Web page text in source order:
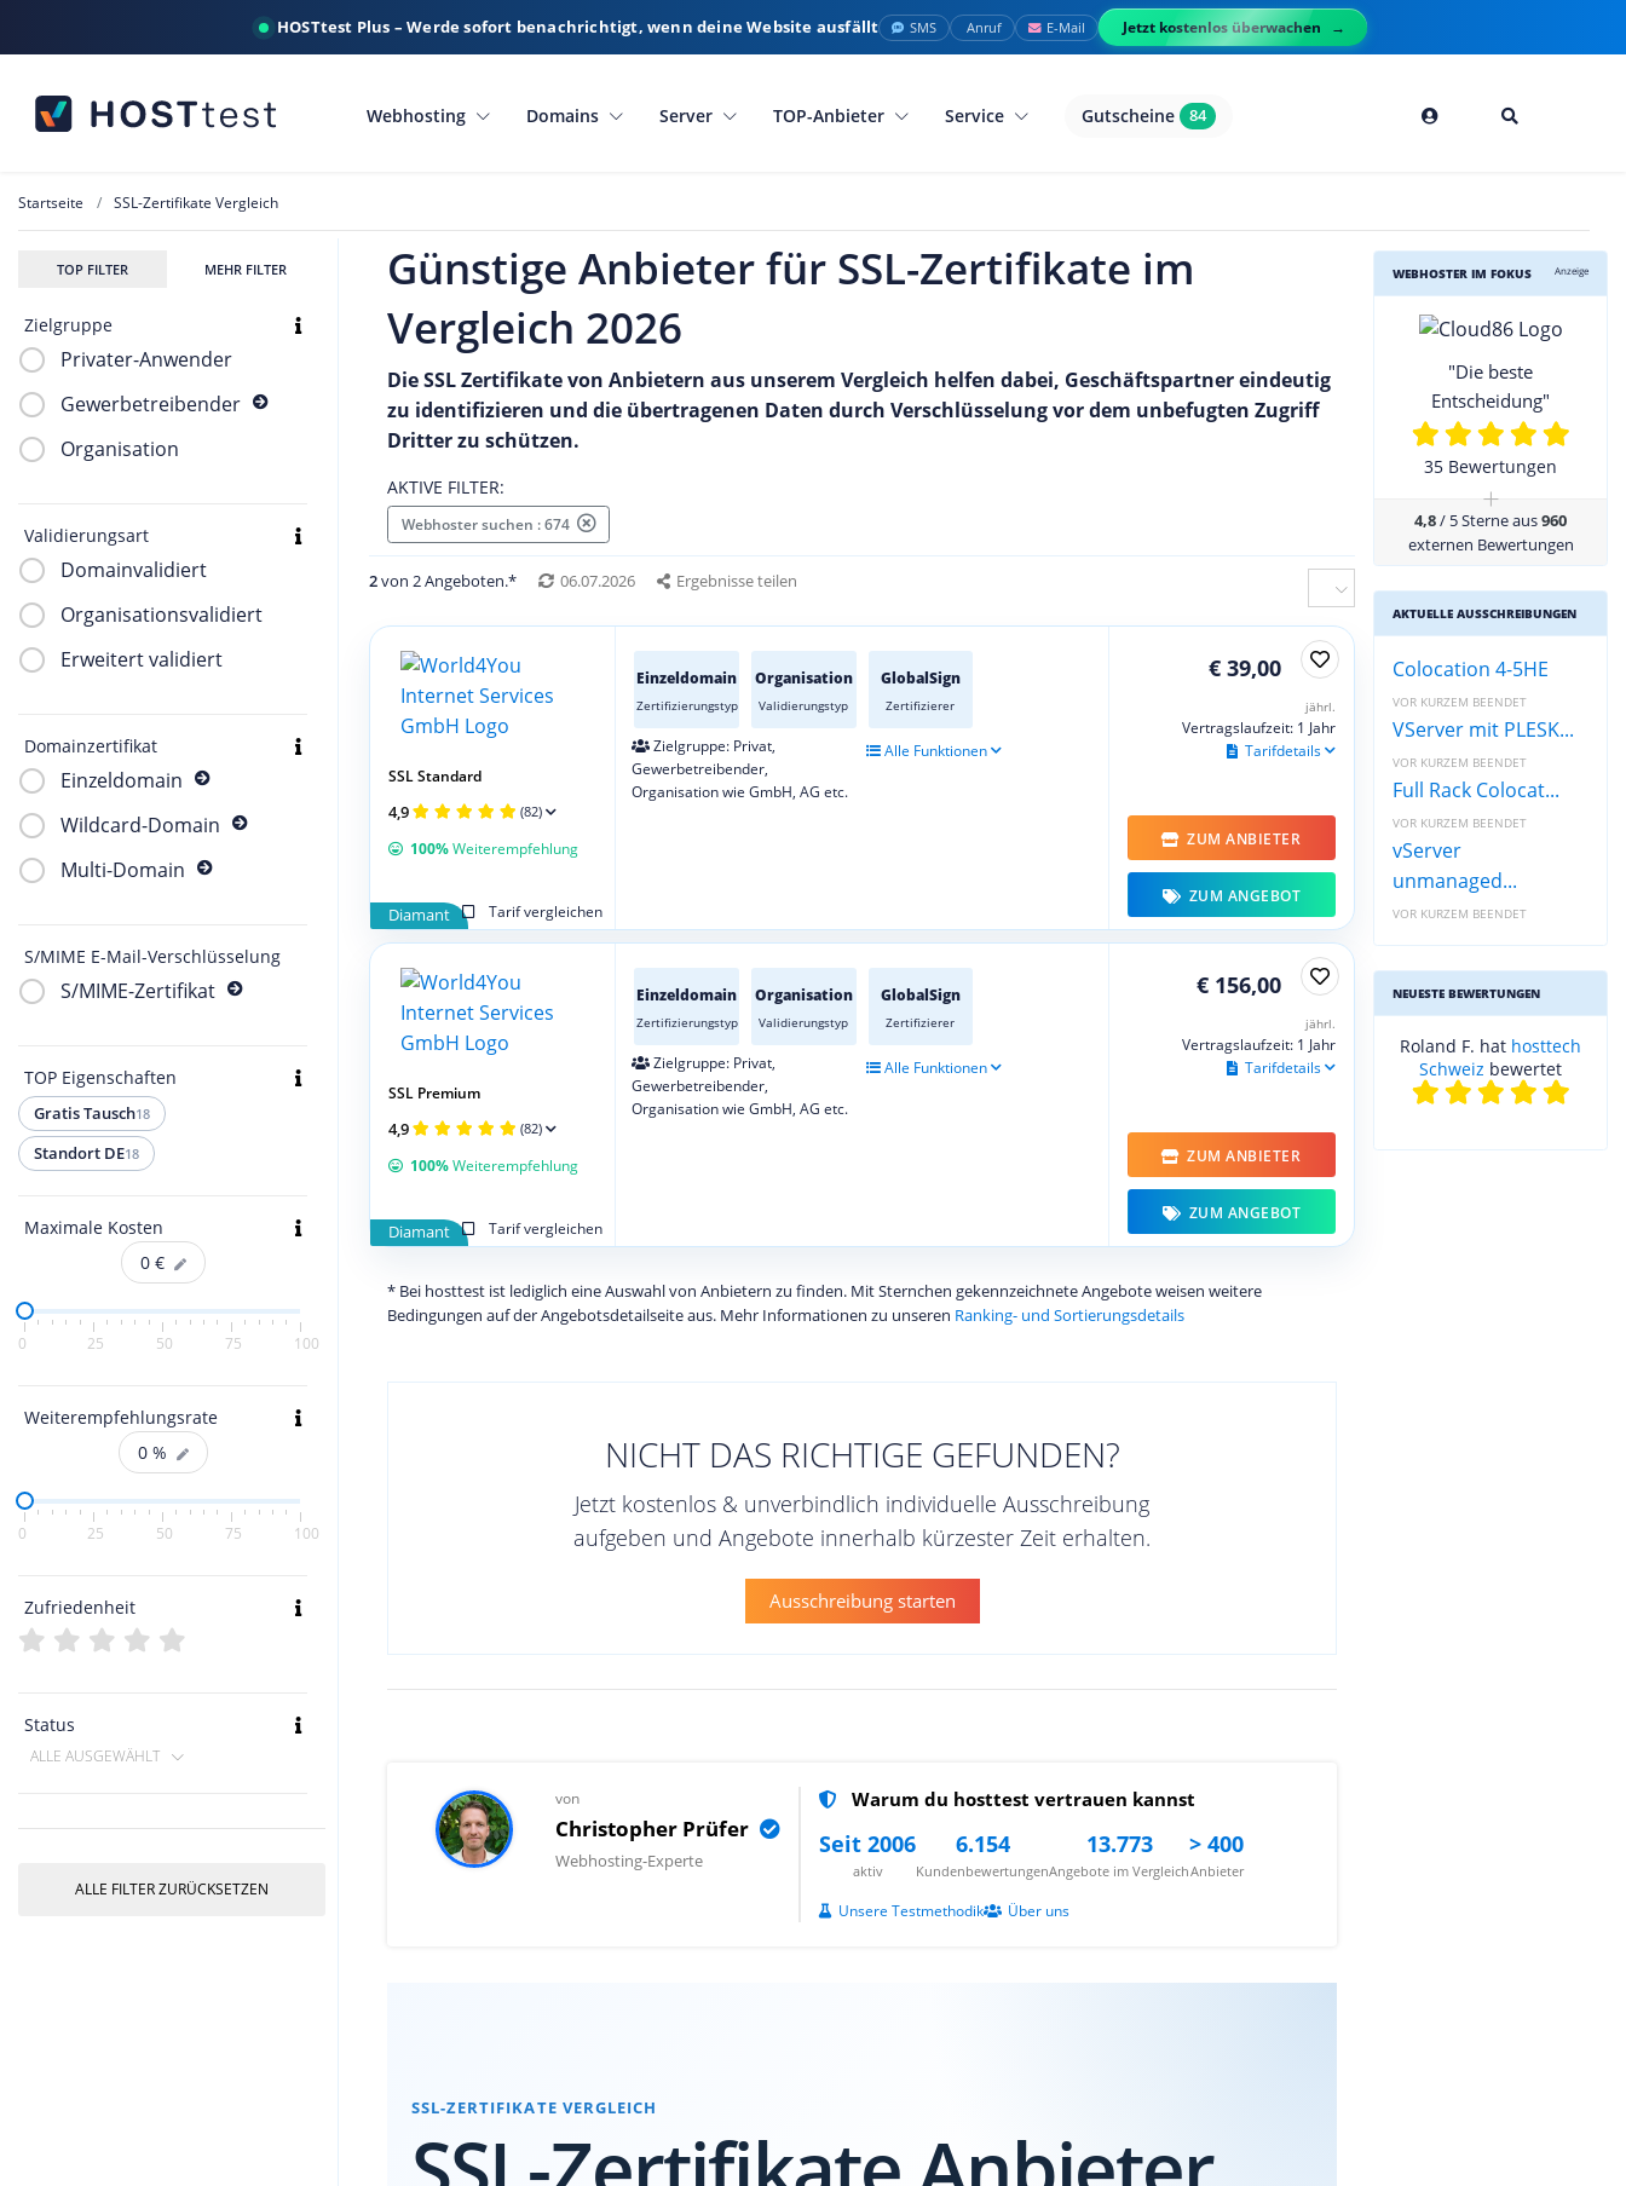
HOSTtest Plus – Werde sofort benachrichtigt, wenn deine Website ausfällt SMS Anruf E-Mail Jetzt kostenlos überwachen
Webhosting Domains Server TOP-Anbieter Service Gutscheine 84
Startseite SSL-Zertifikate Vergleich
TOP FILTER MEHR FILTER
Zielgruppe
Privater-Anwender
Gewerbetreibender
Organisation
Validierungsart
Domainvalidiert
Organisationsvalidiert
Erweitert validiert
Domainzertifikat
Einzeldomain
Wildcard-Domain
Multi-Domain
S/MIME E-Mail-Verschlüsselung
S/MIME-Zertifikat
TOP Eigenschaften
Gratis Tausch18
Standort DE18
Maximale Kosten
0 €
0 25 50 75 100
Weiterempfehlungsrate
0 %
0 25 50 75 100
Zufriedenheit
Status
ALLE AUSGEWÄHLT
ALLE FILTER ZURÜCKSETZEN
Günstige Anbieter für SSL-Zertifikate im
Vergleich 2026
Die SSL Zertifikate von Anbietern aus unserem Vergleich helfen dabei, Geschäftspartner eindeutig
zu identifizieren und die übertragenen Daten durch Verschlüsselung vor dem unbefugten Zugriff
Dritter zu schützen.
AKTIVE FILTER:
Webhoster suchen : 674
2von 2 Angeboten.* 06.07.2026 Ergebnisse teilen
Einzeldomain
Zertifizierungstyp
Organisation
Validierungstyp
GlobalSign
Zertifizierer
Zielgruppe: Privat,
Gewerbetreibender,
Organisation wie GmbH, AG etc.
Alle Funktionen
Diamant Tarif vergleichen
SSL Standard
4,9 (82)
100%Weiterempfehlung
€ 39,00
jährl.
Vertragslaufzeit: 1 Jahr
Tarifdetails
ZUM ANBIETER
ZUM ANGEBOT
Einzeldomain
Zertifizierungstyp
Organisation
Validierungstyp
GlobalSign
Zertifizierer
Zielgruppe: Privat,
Gewerbetreibender,
Organisation wie GmbH, AG etc.
Alle Funktionen
Diamant Tarif vergleichen
SSL Premium
4,9 (82)
100%Weiterempfehlung
€ 156,00
jährl.
Vertragslaufzeit: 1 Jahr
Tarifdetails
ZUM ANBIETER
ZUM ANGEBOT
* Bei hosttest ist lediglich eine Auswahl von Anbietern zu finden. Mit Sternchen gekennzeichnete Angebote weisen weitere
Bedingungen auf der Angebotsdetailseite aus. Mehr Informationen zu unseren Ranking- und Sortierungsdetails
NICHT DAS RICHTIGE GEFUNDEN?
Jetzt kostenlos & unverbindlich individuelle Ausschreibung
aufgeben und Angebote innerhalb kürzester Zeit erhalten.
Ausschreibung starten
von
Christopher Prüfer
Webhosting-Experte
Warum du hosttest vertrauen kannst
Seit 2006
aktiv
6.154
Kundenbewertungen
13.773
Angebote im Vergleich
> 400
Anbieter
Unsere Testmethodik Über uns
SSL-ZERTIFIKATE VERGLEICH
WEBHOSTER IM FOKUS Anzeige
"Die beste
Entscheidung"
35 Bewertungen
+
4,8/ 5 Sterne aus960
externen Bewertungen
AKTUELLE AUSSCHREIBUNGEN
Colocation 4-5HE
VOR KURZEM BEENDET
VServer mit PLESK...
VOR KURZEM BEENDET
Full Rack Colocat...
VOR KURZEM BEENDET
vServer
unmanaged...
VOR KURZEM BEENDET
NEUESTE BEWERTUNGEN
Roland F. hat hosttech
Schweiz bewertet